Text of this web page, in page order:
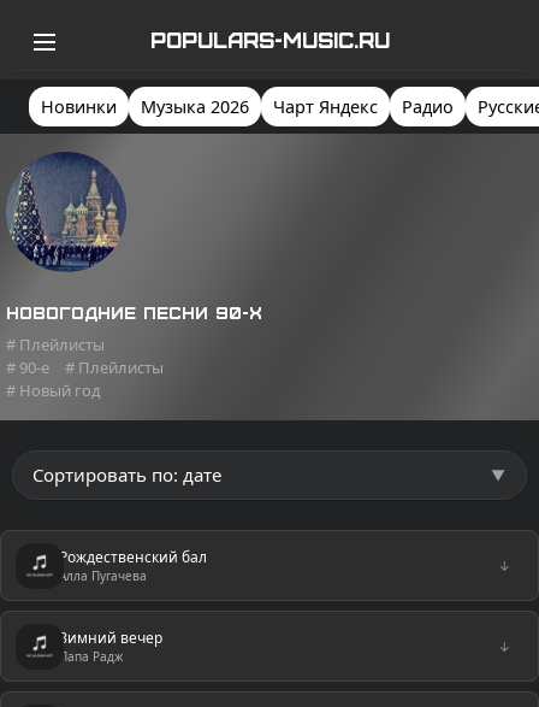
POPULARS-MUSIC.RU
Новинки Музыка 2026 Чарт Яндекс Радио
Новогодние песни 90-х
# Плейлисты
# 90-e
# Плейлисты
# Новый год
Рождественский бал
Алла Пугачева
↓
Зимний вечер
Папа Радж
↓